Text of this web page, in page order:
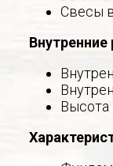
Свесы
Высота